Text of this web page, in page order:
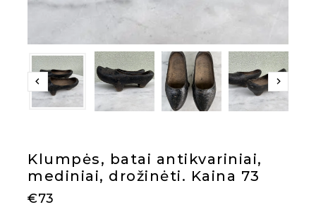
Klumpės, batai antikvariniai,
mediniai, drožinėti. Kaina 73
€73